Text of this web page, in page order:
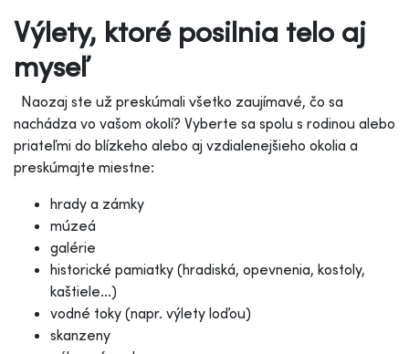
Výlety, ktoré posilnia telo aj
myseľ
Naozaj ste už preskúmali všetko zaujímavé, čo sa
nachádza vo vašom okolí? Vyberte sa spolu s rodinou alebo
priateľmi do blízkeho alebo aj vzdialenejšieho okolia a
preskúmajte miestne:
hrady a zámky
múzeá
galérie
historické pamiatky (hradiská, opevnenia, kostoly,
kaštiele…)
vodné toky (napr. výlety loďou)
skanzeny